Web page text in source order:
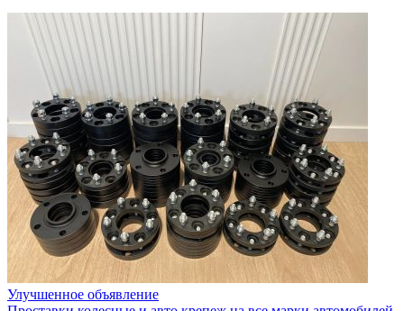
Улучшенное объявление